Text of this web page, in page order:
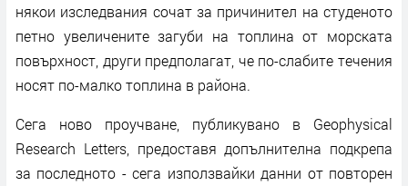
някои изследвания сочат за причинител на студеното
петно увеличените загуби на топлина от морската
повърхност, други предполагат, че по-слабите течения
носят по-малко топлина в района.
Сега ново проучване, публикувано в Geophysical
Research Letters, предоставя допълнителна подкрепа
за последното - сега използвайки данни от повторен